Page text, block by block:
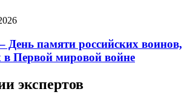
День памяти российских воинов,
Первой мировой войне
экспертов